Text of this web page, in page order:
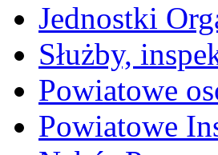
Jednostki
Służby,
Powiatowe
Powiatowe